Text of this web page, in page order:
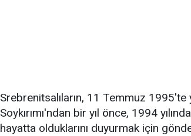
Srebrenitsalıların, 11 Temmuz
Soykırımı'ndan bir yıl önce, 1994
hayatta olduklarını duyurmak için